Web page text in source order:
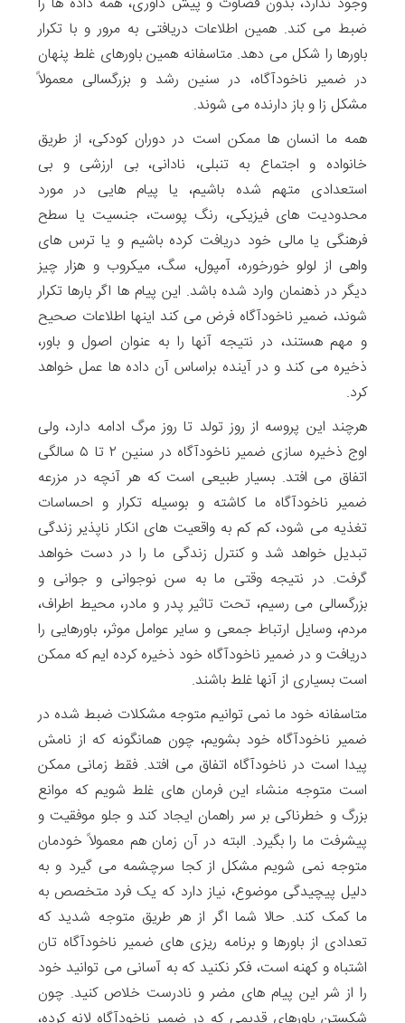
ضبط می کند. همین اطلاعات دریافتی به مرور و با تکرار
باورها را شکل می دهد. متاسفانه همین باورهای غلط پنهان
در ضمیر ناخودآگاه، در سنین رشد و بزرگسالی معمولاً
مشکل زا و باز دارنده می شوند.
همه ما انسان ها ممکن است در دوران کودکی، از طریق
خانواده و اجتماع به تنبلی، نادانی، بی ارزشی و بی
استعدادی متهم شده باشیم، یا پیام هایی در مورد
محدودیت های فیزیکی، رنگ پوست، جنسیت یا سطح
فرهنگی یا مالی خود دریافت کرده باشیم و یا ترس های
واهی از لولو خورخوره، آمپول، سگ، میکروب و هزار چیز
دیگر در ذهنمان وارد شده باشد. این پیام ها اگر بارها تکرار
شوند، ضمیر ناخودآگاه فرض می کند اینها اطلاعات صحیح
و مهم هستند، در نتیجه آنها را به عنوان اصول و باور،
ذخیره می کند و در آینده براساس آن داده ها عمل خواهد
کرد.
هرچند این پروسه از روز تولد تا روز مرگ ادامه دارد، ولی
اوج ذخیره سازی ضمیر ناخودآگاه در سنین ۲ تا ۵ سالگی
اتفاق می افتد. بسیار طبیعی است که هر آنچه در مزرعه
ضمیر ناخودآگاه ما کاشته و بوسیله تکرار و احساسات
تغذیه می شود، کم کم به واقعیت های انکار ناپذیر زندگی
تبدیل خواهد شد و کنترل زندگی ما را در دست خواهد
گرفت. در نتیجه وقتی ما به سن نوجوانی و جوانی و
بزرگسالی می رسیم، تحت تاثیر پدر و مادر، محیط اطراف،
مردم، وسایل ارتباط جمعی و سایر عوامل موثر، باورهایی را
دریافت و در ضمیر ناخودآگاه خود ذخیره کرده ایم که ممکن
است بسیاری از آنها غلط باشند.
متاسفانه خود ما نمی توانیم متوجه مشکلات ضبط شده در
ضمیر ناخودآگاه خود بشویم، چون همانگونه که از نامش
پیدا است در ناخودآگاه اتفاق می افتد. فقط زمانی ممکن
است متوجه منشاء این فرمان های غلط شویم که موانع
بزرگ و خطرناکی بر سر راهمان ایجاد کند و جلو موفقیت و
پیشرفت ما را بگیرد. البته در آن زمان هم معمولاً خودمان
متوجه نمی شویم مشکل از کجا سرچشمه می گیرد و به
دلیل پیچیدگی موضوع، نیاز دارد که یک فرد متخصص به
ما کمک کند. حالا شما اگر از هر طریق متوجه شدید که
تعدادی از باورها و برنامه ریزی های ضمیر ناخودآگاه تان
اشتباه و کهنه است، فکر نکنید که به آسانی می توانید خود
را از شر این پیام های مضر و نادرست خلاص کنید. چون